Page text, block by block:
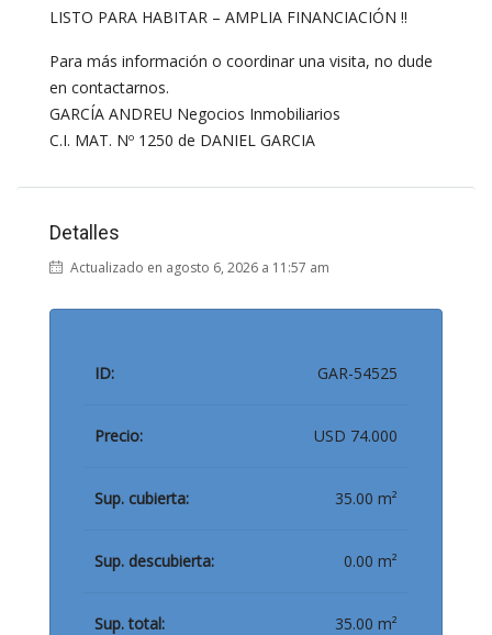
LISTO PARA HABITAR – AMPLIA FINANCIACIÓN !!
Para más información o coordinar una visita, no dude
en contactarnos.
GARCÍA ANDREU Negocios Inmobiliarios
C.I. MAT. Nº 1250 de DANIEL GARCIA
Detalles
Actualizado en agosto 6, 2026 a 11:57 am
ID: GAR-54525
Precio: USD 74.000
Sup. cubierta: 35.00 m²
Sup. descubierta: 0.00 m²
Sup. total: 35.00 m²